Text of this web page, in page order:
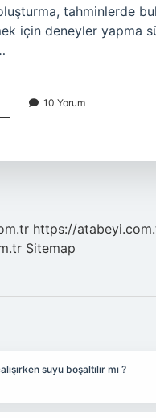
tahminlerde
için deneyler yapma
10 Yorum
https://
Sitemap
suyu boşaltılır mı ?